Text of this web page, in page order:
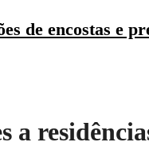
de encostas e
a